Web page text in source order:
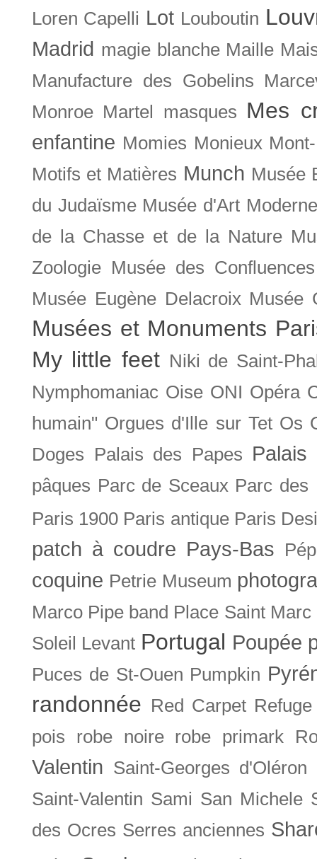
Loren Capelli Lot Louboutin
Madrid magie blanche Maille
Manufacture des Gobelins
Monroe Martel masques Mes
enfantine Momies Monieux
Motifs et Matières Munch Musée
du Judaïsme Musée d'Art
de la Chasse et de la Nature
Zoologie Musée des Confluences
Musée Eugène Delacroix Musée
Musées et Monuments
My little feet Niki de Saint-
Nymphomaniac Oise ONI Opéra
humain" Orgues d'Ille sur Tet Os
Doges
Palais des Papes Palais
pâques Parc de Sceaux Parc des
Paris 1900 Paris antique Paris
patch à coudre Pays-Bas
coquine Petrie Museum
Marco Pipe band Place Saint Marc
Soleil Levant Portugal Poupée
Puces de St-Ouen Pumpkin
randonnée Red Carpet Refuge
pois
robe noire robe primark
Valentin Saint-Georges d'Oléron
Saint-Valentin Sami San Michele
des Ocres Serres anciennes